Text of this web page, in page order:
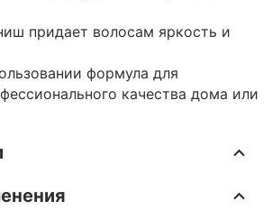
придает волосам яркость и
формула для
качества дома или